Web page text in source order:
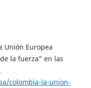
Unión Europea
la fuerza” en las
colombia-la-union-